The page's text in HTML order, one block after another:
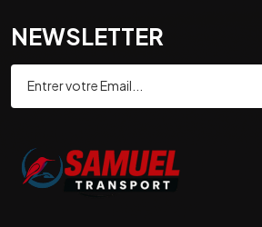
NEWSLETTER